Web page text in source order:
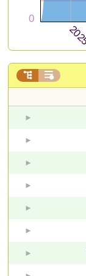
 